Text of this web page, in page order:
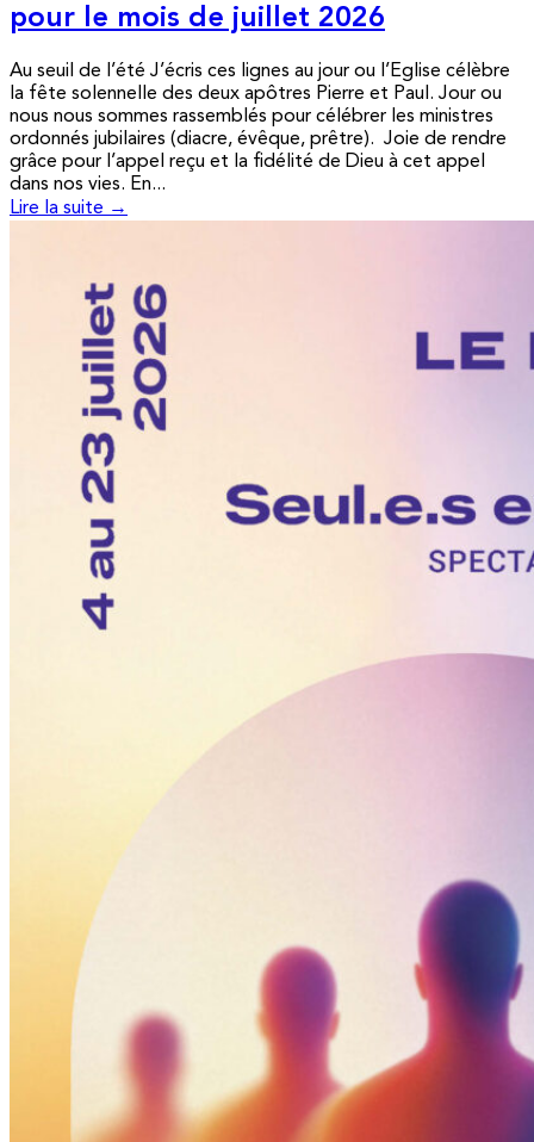
pour le mois de juillet 2026
Au seuil de l’été J’écris ces lignes au jour ou l’Eglise célèbre
la fête solennelle des deux apôtres Pierre et Paul. Jour ou
nous nous sommes rassemblés pour célébrer les ministres
ordonnés jubilaires (diacre, évêque, prêtre). Joie de rendre
grâce pour l’appel reçu et la fidélité de Dieu à cet appel
dans nos vies. En...
Lire la suite →